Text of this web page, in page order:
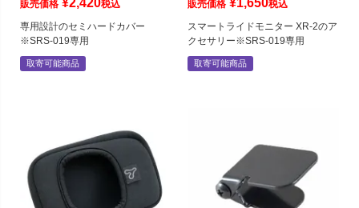
販売価格 ¥2,420税込
専用設計のセミハードカバー
※SRS-019専用
取寄可能商品
販売価格 ¥1,650税込
スマートライドモニター XR-2のア
クセサリー※SRS-019専用
取寄可能商品